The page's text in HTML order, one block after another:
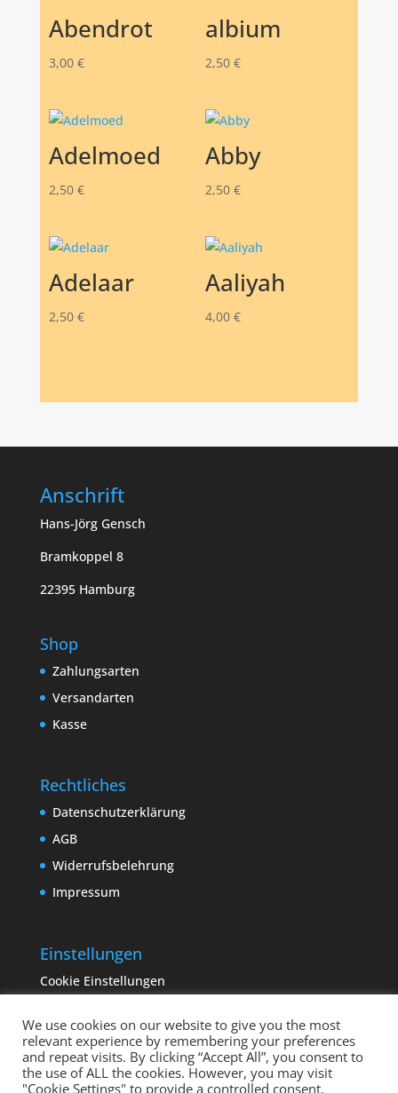
Abendrot
3,00 €
albium
2,50 €
Adelmoed
2,50 €
Abby
2,50 €
Adelaar
2,50 €
Aaliyah
4,00 €
Anschrift
Hans-Jörg Gensch
Bramkoppel 8
22395 Hamburg
Shop
Zahlungsarten
Versandarten
Kasse
Rechtliches
Datenschutzerklärung
AGB
Widerrufsbelehrung
Impressum
Einstellungen
Cookie Einstellungen
We use cookies on our website to give you the most
relevant experience by remembering your preferences
and repeat visits. By clicking “Accept All”, you consent to
the use of ALL the cookies. However, you may visit
"Cookie Settings" to provide a controlled consent.